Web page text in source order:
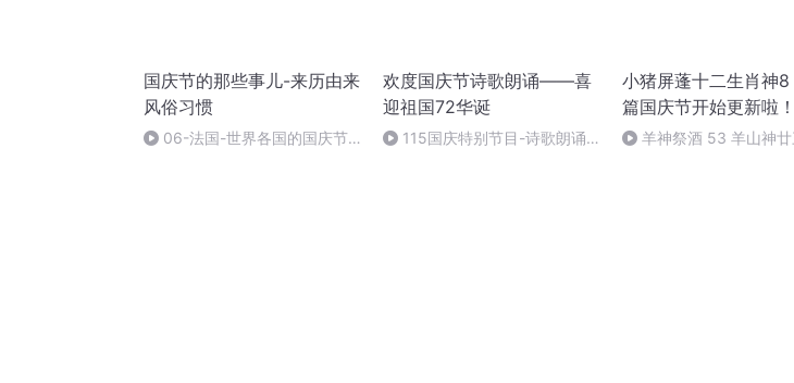
国庆节的那些事儿-来历由来
风俗习惯
06-法国-世界各国的国庆节-
欢度国庆节诗歌朗诵——喜
迎祖国72华诞
115国庆特别节目-诗歌朗诵-
小猪屏蓬十二生肖神8
篇国庆节开始更新啦！
羊神祭酒 53 羊山神廿